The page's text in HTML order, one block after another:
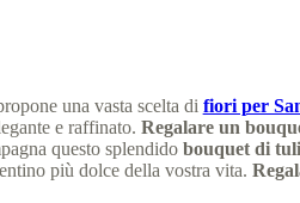
una vasta scelta di fiori per
e raffinato. Regalare un
questo splendido bouquet di
più dolce della vostra vita.